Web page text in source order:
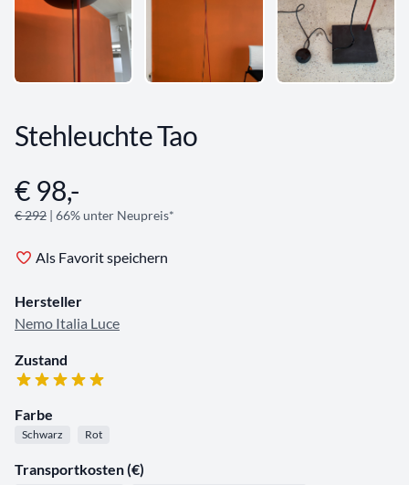
Stehleuchte Tao
Angebotsinformationen
€ 98,-
€ 292 | 66% unter Neupreis*
Als Favorit speichern
Hersteller
Nemo Italia Luce
Zustand
Farbe
Schwarz Rot
Transportkosten (€)